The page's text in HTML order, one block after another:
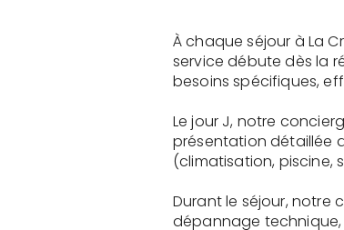
À chaque séjour à La
service débute dès la
besoins spécifiques,
Le jour J, notre
présentation détaillée
(climatisation, piscine,
Durant le séjour, notre
dépannage